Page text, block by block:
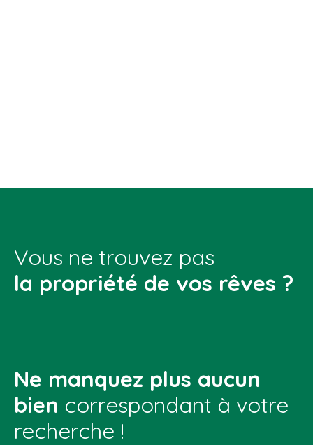
Vous ne trouvez pas
la propriété de vos rêves ?
Ne manquez plus aucun
bien correspondant à votre
recherche !